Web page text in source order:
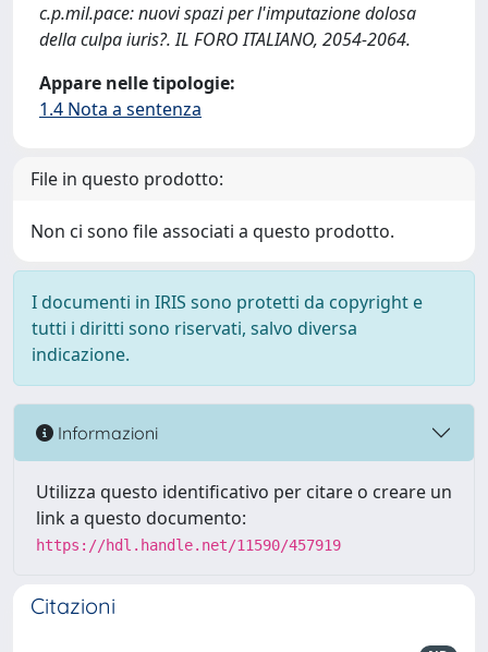
c.p.mil.pace: nuovi spazi per l'imputazione dolosa
della culpa iuris?. IL FORO ITALIANO, 2054-2064.
Appare nelle tipologie:
1.4 Nota a sentenza
File in questo prodotto:
Non ci sono file associati a questo prodotto.
I documenti in IRIS sono protetti da copyright e
tutti i diritti sono riservati, salvo diversa
indicazione.
Informazioni
Utilizza questo identificativo per citare o creare un
link a questo documento:
https://hdl.handle.net/11590/457919
Citazioni